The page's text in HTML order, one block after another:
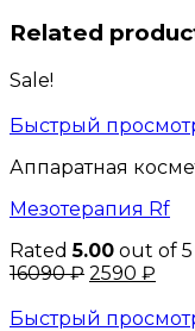
Related
Sale!
Быстрый
Аппаратная
Мезотерапия Rf
Rated5.00 out of 5
16090₽ Original
was:
2590 ₽
is:
Быстрый